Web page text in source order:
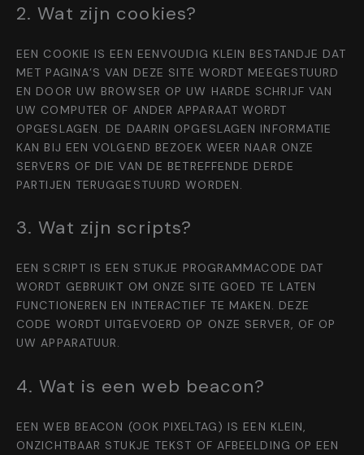
2. Wat zijn cookies?
EEN COOKIE IS EEN EENVOUDIG KLEIN BESTANDJE DAT
MET PAGINA’S VAN DEZE SITE WORDT MEEGESTUURD
EN DOOR UW BROWSER OP UW HARDE SCHRIJF VAN
UW COMPUTER OF ANDER APPARAAT WORDT
OPGESLAGEN. DE DAARIN OPGESLAGEN INFORMATIE
KAN BIJ EEN VOLGEND BEZOEK WEER NAAR ONZE
SERVERS OF DIE VAN DE BETREFFENDE DERDE
PARTIJEN TERUGGESTUURD WORDEN.
3. Wat zijn scripts?
EEN SCRIPT IS EEN STUKJE PROGRAMMACODE DAT
WORDT GEBRUIKT OM ONZE SITE GOED TE LATEN
FUNCTIONEREN EN INTERACTIEF TE MAKEN. DEZE
CODE WORDT UITGEVOERD OP ONZE SERVER, OF OP
UW APPARATUUR.
4. Wat is een web beacon?
EEN WEB BEACON (OOK PIXELTAG) IS EEN KLEIN,
ONZICHTBAAR STUKJE TEKST OF AFBEELDING OP EEN